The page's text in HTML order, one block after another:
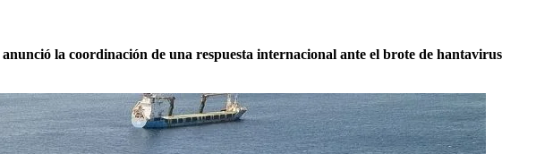
anunció la coordinación de una respuesta internacional ante el brote de hantavirus